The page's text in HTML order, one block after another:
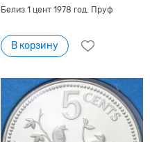
Белиз 1 цент 1978 год. Пруф
В корзину